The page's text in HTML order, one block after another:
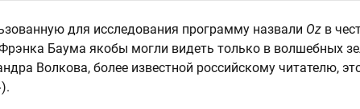
для исследования программу назвали Oz в
Баума якобы могли видеть только в волшебных
Волкова, более известной российскому читателю,